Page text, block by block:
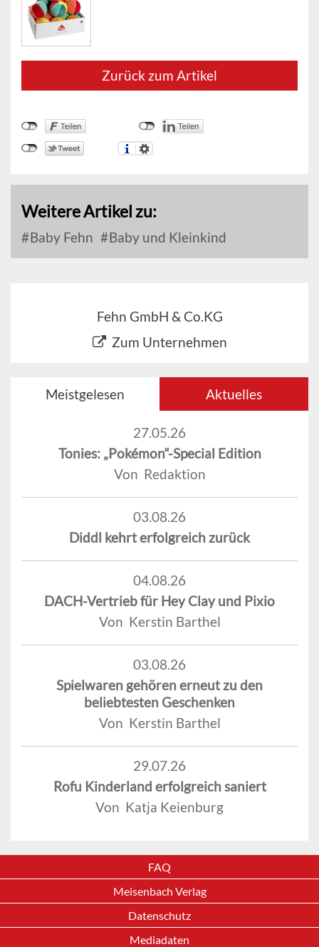
Zurück zum Artikel
Weitere Artikel zu:
Baby Fehn Baby und Kleinkind
Fehn GmbH & Co.KG
Zum Unternehmen
Meistgelesen Aktuelles
27.05.26
Tonies: „Pokémon“-Special Edition
Von Redaktion
03.08.26
Diddl kehrt erfolgreich zurück
04.08.26
DACH-Vertrieb für Hey Clay und Pixio
Von Kerstin Barthel
03.08.26
Spielwaren gehören erneut zu den
beliebtesten Geschenken
Von Kerstin Barthel
29.07.26
Rofu Kinderland erfolgreich saniert
Von Katja Keienburg
FAQ
Meisenbach Verlag
Datenschutz
Mediadaten